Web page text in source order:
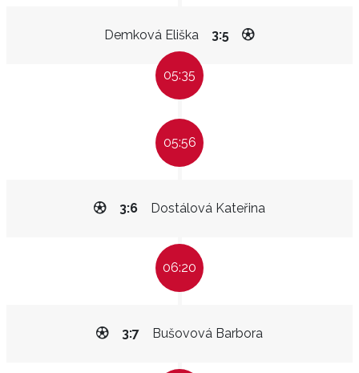
Demková Eliška 3:5
05:35
05:56
Dostálová Kateřina
3:6
06:20
Bušovová Barbora
3:7